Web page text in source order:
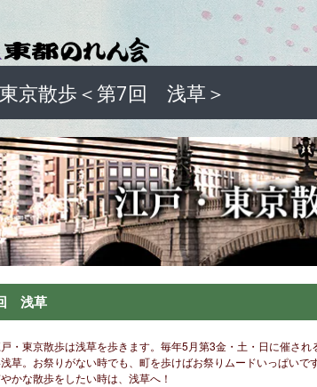
京散歩＜第7回 浅草＞
浅草
・東京散歩は浅草を歩きます。毎年5月第3金・土・日に催さ
草。お祭りがない時でも、町を歩けばお祭りムードいっぱいで
かな散歩をしたい時は、浅草へ！